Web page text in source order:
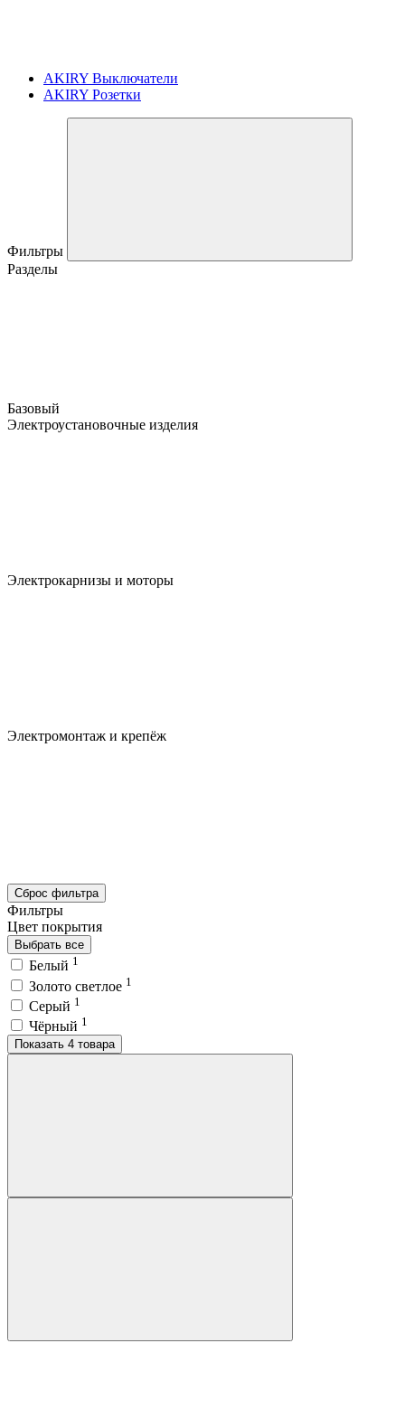
AKIRY Выключатели
AKIRY Розетки
Фильтры
Разделы
Базовый
Электроустановочные изделия
Электрокарнизы и моторы
Электромонтаж и крепёж
Сброс фильтра
Фильтры
Цвет покрытия
Выбрать все
Белый 1
Золото светлое 1
Серый 1
Чёрный 1
Показать 4 товара